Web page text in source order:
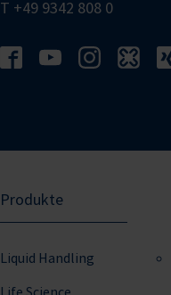
T +49 9342 808 0
Produkte
Liquid Handling
Life Science